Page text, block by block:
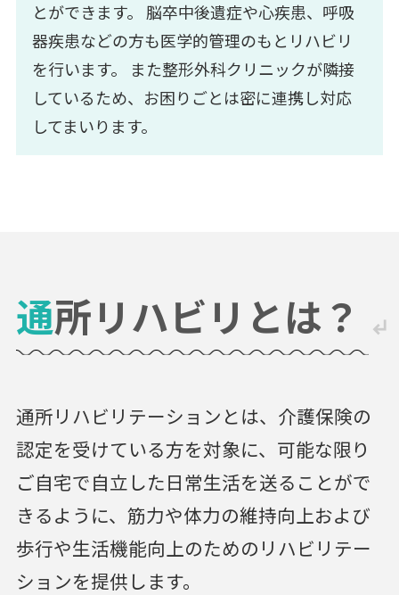
とができます。
脳卒中後遺症や心疾患、呼吸
器疾患などの方も医学的管理のもとリハビリ
を行います。
また整形外科クリニックが隣接
しているため、お困りごとは密に連携し対応
してまいります。
通所リハビリとは？
通所リハビリテーションとは、介護保険の
認定を受けている方を対象に、可能な限り
ご自宅で自立した日常生活を送ることがで
きるように、筋力や体力の維持向上および
歩行や生活機能向上のためのリハビリテー
ションを提供します。